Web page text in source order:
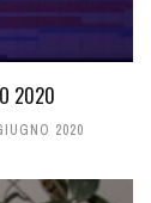
2020
2020